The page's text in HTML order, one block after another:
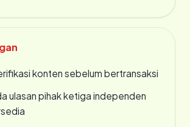
konten sebelum bertransaksi
ulasan pihak ketiga independen